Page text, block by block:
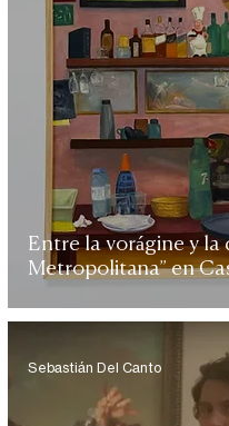
Entre la vorágine y la
Metropolitana” en
Sebastián Del Canto